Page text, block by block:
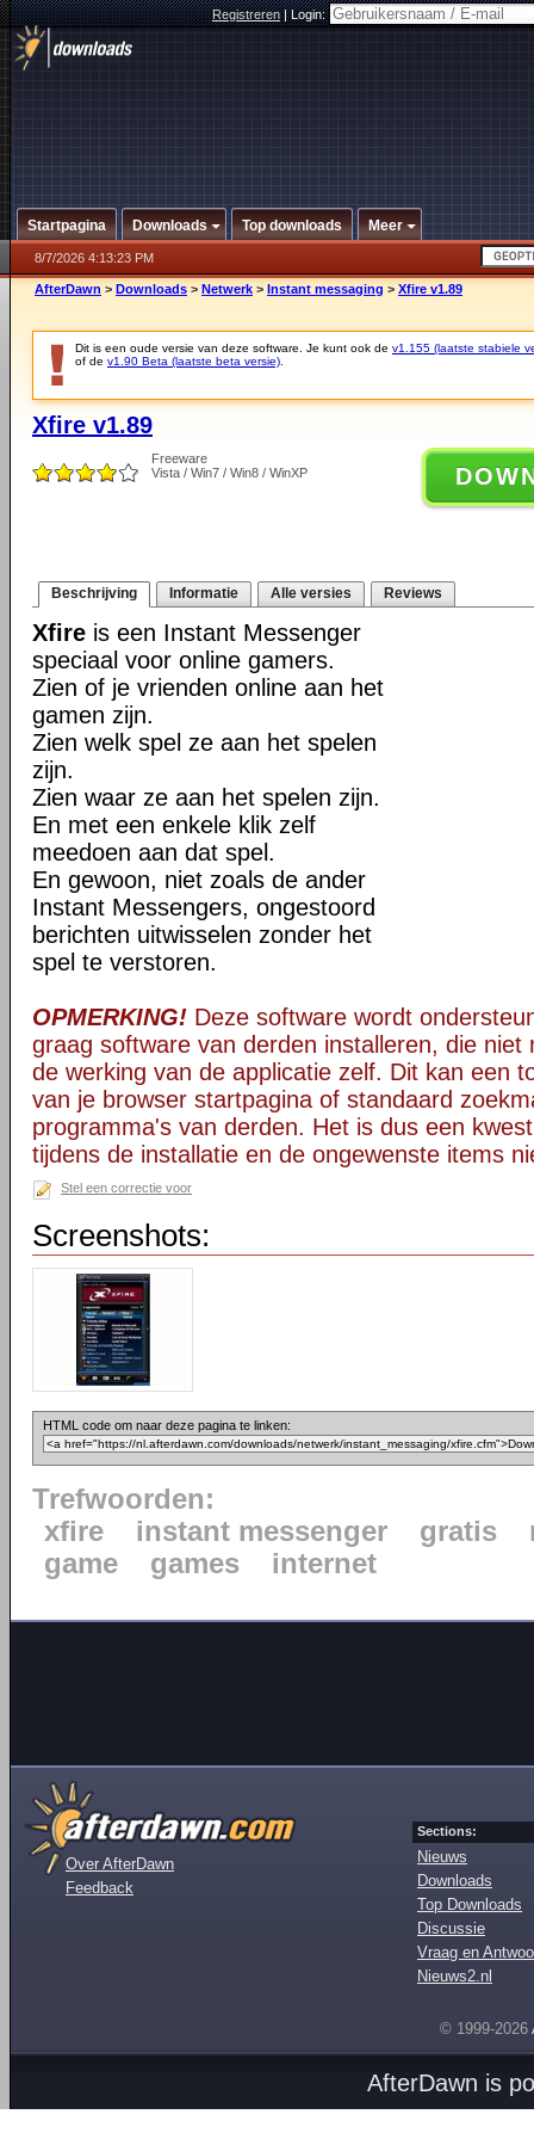
Registreren|Login:
Startpagina Downloads Top downloads Meer
8/7/2026 4:13:23 PM
AfterDawn > Downloads > Netwerk > Instant messaging > Xfire v1.89
Dit is een oude versie van deze software. Je kunt ook de v1.155 (laatste stabiele
of de v1.90 Beta (laatste beta versie)
Xfire v1.89
Freeware
Vista / Win7 / Win8 / WinXP
Beschrijving Informatie Alle versies Reviews
Xfire is een Instant Messenger
speciaal voor online gamers.
Zien of je vrienden online aan het
gamen zijn.
Zien welk spel ze aan het spelen
zijn.
Zien waar ze aan het spelen zijn.
En met een enkele klik zelf
meedoen aan dat spel.
En gewoon, niet zoals de ander
Instant Messengers, ongestoord
berichten uitwisselen zonder het
spel te verstoren.
OPMERKING! Deze software wordt
graag software van derden installeren, die niet
de werking van de applicatie zelf. Dit kan een
van je browser startpagina of standaard
programma's van derden. Het is dus een
tijdens de installatie en de ongewenste items
Stel een correctie voor
Screenshots:
HTML code om naar deze pagina te linken:
Trefwoorden:
xfire
instant messenger gratis
game
games internet
Over AfterDawn
Feedback
Sections:
Nieuws
Downloads
Top Downloads
Discussie
Vraag en
Nieuws2.nl
© 1999-2026
AfterDawn is